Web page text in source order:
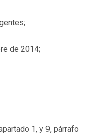
de 2014;
1, y 9, párrafo